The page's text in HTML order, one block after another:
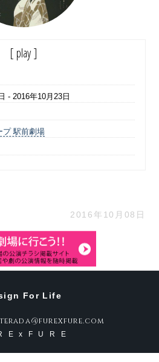
[ play ]
- 2016年10月23日
プ 駅前劇場
2016年10月08日
For Life